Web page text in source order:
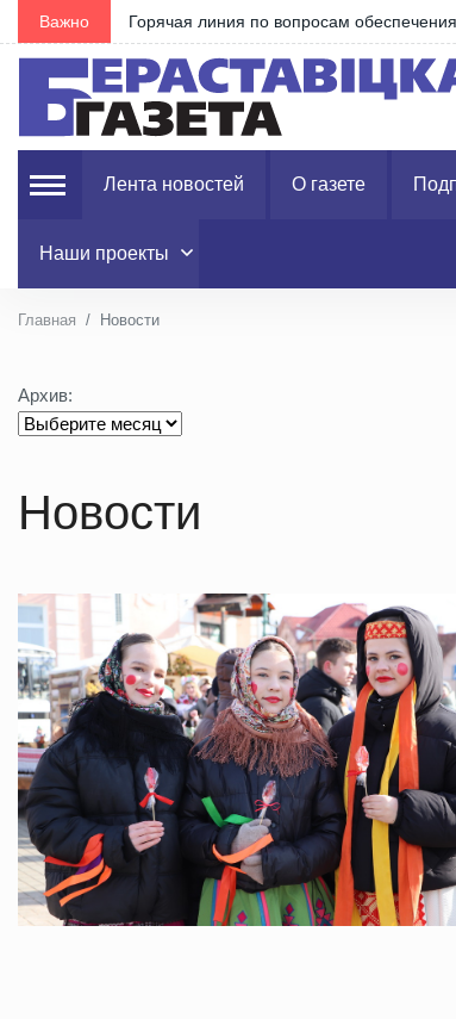
Важно Александр Лукашенко
Лента новостей О газете
Наши проекты
Главная Новости
Архив:
Новости